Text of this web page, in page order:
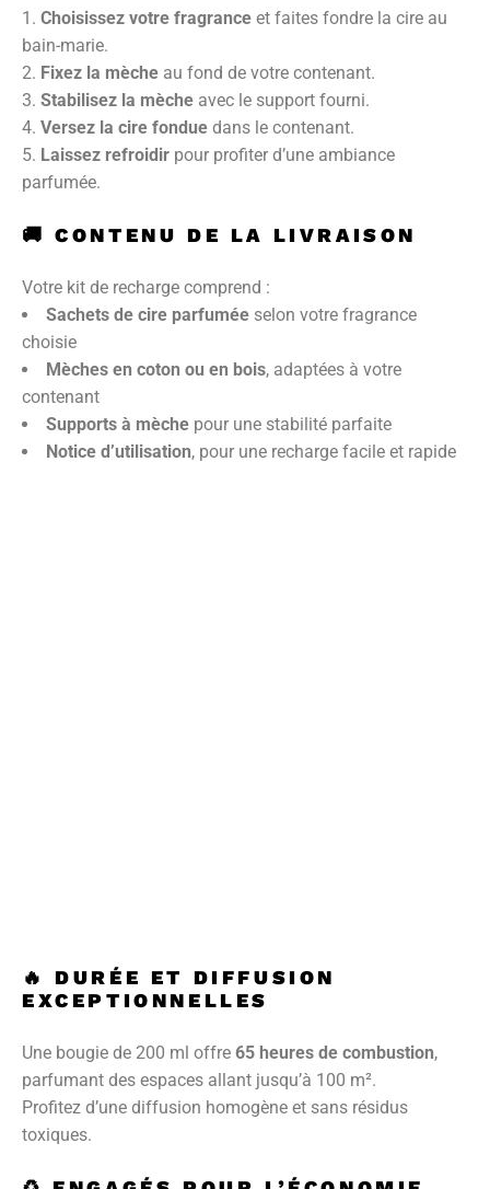
Choisissez votre fragrance et faites fondre la cire au
bain-marie.
Fixez la mèche au fond de votre contenant.
Stabilisez la mèche avec le support fourni.
Versez la cire fondue dans le contenant.
Laissez refroidir pour profiter d’une ambiance
parfumée.
🚚 CONTENU DE LA LIVRAISON
Votre kit de recharge comprend :
Sachets de cire parfumée selon votre fragrance
choisie
Mèches en coton ou en bois, adaptées à votre
contenant
Supports à mèche pour une stabilité parfaite
Notice d’utilisation, pour une recharge facile et rapide
🔥
DURÉE ET DIFFUSION
EXCEPTIONNELLES
Une bougie de 200 ml offre 65 heures de combustion,
parfumant des espaces allant jusqu’à 100 m².
Profitez d’une diffusion homogène et sans résidus
toxiques.